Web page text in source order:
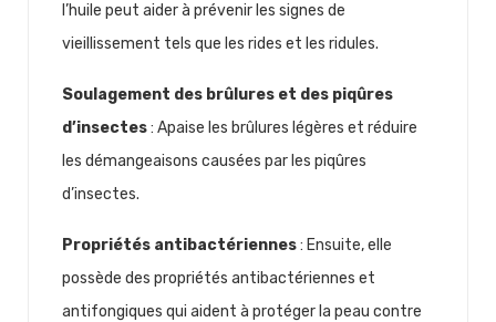
l’huile peut aider à prévenir les signes de
vieillissement tels que les rides et les ridules.
Soulagement des brûlures et des piqûres
d’insectes: Apaise les brûlures légères et réduire
les démangeaisons causées par les piqûres
d’insectes.
Propriétés antibactériennes: Ensuite, elle
possède des propriétés antibactériennes et
antifongiques qui aident à protéger la peau contre